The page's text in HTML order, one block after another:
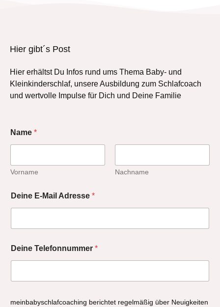
Hier gibt´s Post
Hier erhältst Du Infos rund ums Thema Baby- und
Kleinkinderschlaf, unsere Ausbildung zum Schlafcoach
und wertvolle Impulse für Dich und Deine Familie
Name *
Vorname Nachname
Deine E-Mail Adresse *
Deine Telefonnummer *
meinbabyschlafcoaching berichtet regelmäßig über Neuigkeiten